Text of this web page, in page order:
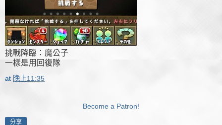
挑戰降臨：魔公子
一樣是用回復隊
at 晚上11:35
Become a Patron!
分享